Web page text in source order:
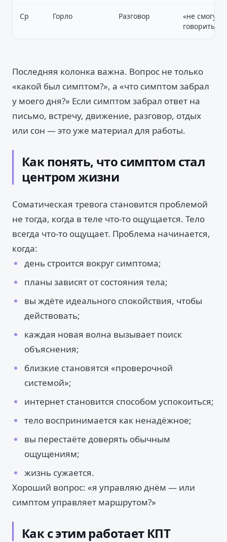
Ср Горло Разговор
«не смогу
говорить»
Последняя колонка важна. Вопрос не только
«какой был симптом?», а «что симптом забрал
у моего дня?» Если симптом забрал ответ на
письмо, встречу, движение, разговор, отдых
или сон — это уже материал для работы.
Как понять, что симптом стал
центром жизни
Соматическая тревога становится проблемой
не тогда, когда в теле что-то ощущается. Тело
всегда что-то ощущает. Проблема начинается,
когда:
день строится вокруг симптома;
планы зависят от состояния тела;
вы ждёте идеального спокойствия, чтобы
действовать;
каждая новая волна вызывает поиск
объяснения;
близкие становятся «проверочной
системой»;
интернет становится способом успокоиться;
тело воспринимается как ненадёжное;
вы перестаёте доверять обычным
ощущениям;
жизнь сужается.
Хороший вопрос: «я управляю днём — или
симптом управляет маршрутом?»
Как с этим работает КПТ